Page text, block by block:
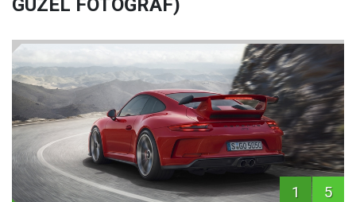
GÜZEL FOTOĞRAF)
1 5